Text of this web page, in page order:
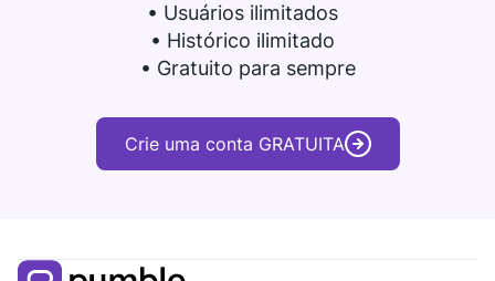
• Usuários ilimitados
• Histórico ilimitado
• Gratuito para sempre
Crie uma conta GRATUITA